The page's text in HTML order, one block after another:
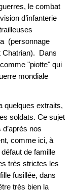
le combat
d’infanterie
(personnage
Chatrian). Dans
"piotte" qui
mondiale
quelques extraits,
soldats. Ce sujet
nos
comme ici, à
de famille
très strictes les
fusillée, dans
très bien la